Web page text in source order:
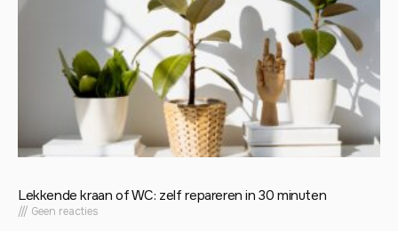
Lekkende kraan of WC: zelf repareren in 30 minuten
Geen reacties